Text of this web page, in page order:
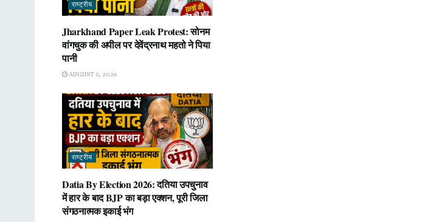
राष्ट्रीय
Jharkhand Paper Leak Protest: सोनम
वांगचुक की अपील पर देवेंद्रनाथ महतो ने पिया
पानी
AUGUST 5, 2026
राष्ट्रीय
Datia By Election 2026: दतिया उपचुनाव
में हार के बाद BJP का बड़ा एक्शन, पूरी जिला
संगठनात्मक इकाई भंग